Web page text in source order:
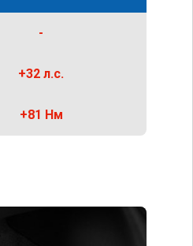
-
+32 л.с.
+81 Нм